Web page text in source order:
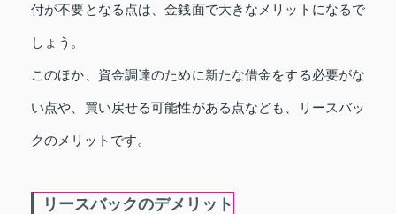
付が不要となる点は、金銭面で大きなメリットになるで
しょう。
このほか、資金調達のために新たな借金をする必要がな
い点や、買い戻せる可能性がある点なども、リースバッ
クのメリットです。
リースバックのデメリット